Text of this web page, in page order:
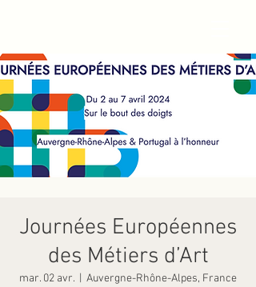
Journées Européennes
des Métiers d’Art
mar. 02 avr. Auvergne-Rhône-Alpes, France